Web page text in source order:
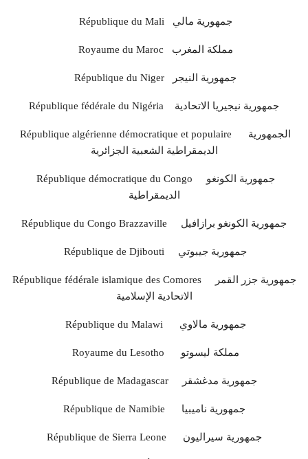
République du Mali جمهورية مالي
Royaume du Maroc مملكة المغرب
République du Niger جمهورية النيجر
République fédérale du Nigéria جمهورية نيجيريا الاتحادية
République algérienne démocratique et populaire الجمهورية
الديمقراطية الشعبية الجزائرية
République démocratique du Congo جمهورية الكونغو
الديمقراطية
République du Congo Brazzaville جمهورية الكونغو برازافيل
République de Djibouti جمهورية جيبوتي
République fédérale islamique des Comores جمهورية جزر القمر
الاتحادية الإسلامية
République du Malawi جمهورية مالاوي
Royaume du Lesotho مملكة ليسوتو
République de Madagascar جمهورية مدغشقر
République de Namibie جمهورية ناميبيا
République de Sierra Leone جمهورية سيراليون